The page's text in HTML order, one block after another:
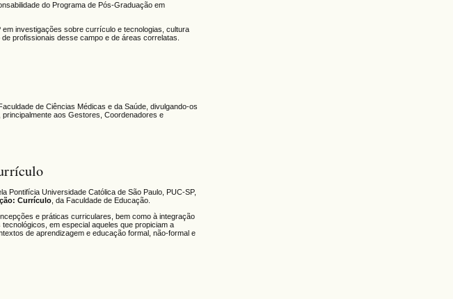
do Programa de Pós-Graduação em
investigações sobre currículo e tecnologias, cultura
profissionais desse campo e de áreas correlatas.
de Ciências Médicas e da Saúde, divulgando-os
aos Gestores, Coordenadores e
Pontifícia Universidade Católica de São Paulo, PUC-SP,
Currículo , da Faculdade de Educação.
e práticas curriculares, bem como à integração
em especial aqueles que propiciam a
de aprendizagem e educação formal, não-formal e